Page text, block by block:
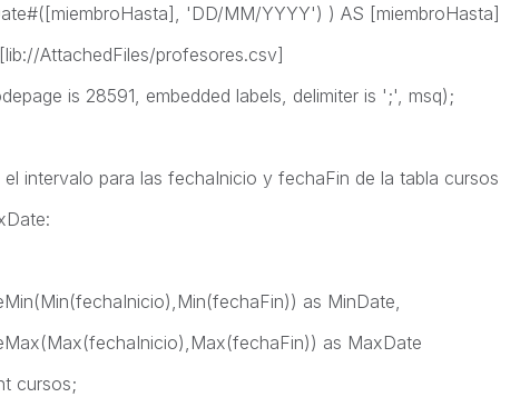
'DD/MM/YYYY') ) AS [miembroHasta]
AttachedFiles/profesores.csv]
is 28591, embedded labels, delimiter is ';', msq);
intervalo para las fechaInicio y fechaFin de la tabla cursos
as MinDate,
as MaxDate
cursos;